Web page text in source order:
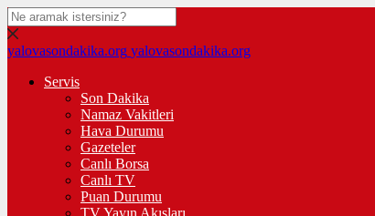
yalovasondakika.org yalovasondakika.org
Servis
Son Dakika
Namaz Vakitleri
Hava Durumu
Gazeteler
Canlı Borsa
Canlı TV
Puan Durumu
TV Yayın Akışları